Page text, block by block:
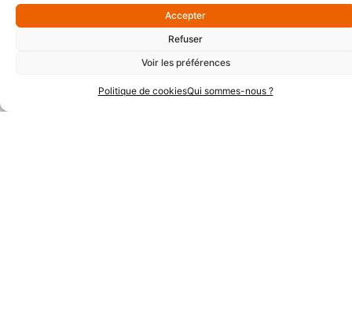
Accepter
Refuser
Voir les préférences
Politique de cookiesQui sommes-nous ?
Partenaires Techniques